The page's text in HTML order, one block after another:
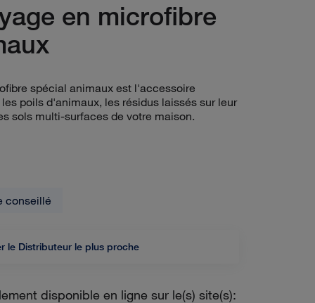
en microfibre
spécial animaux est l'accessoire
poils d'animaux, les résidus laissés sur leur
sols multi-surfaces de votre maison.
conseillé
le Distributeur le plus proche
disponible en ligne sur le(s) site(s):